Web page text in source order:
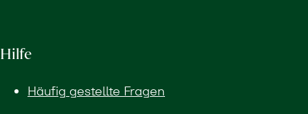
Hilfe
Häufig gestellte Fragen